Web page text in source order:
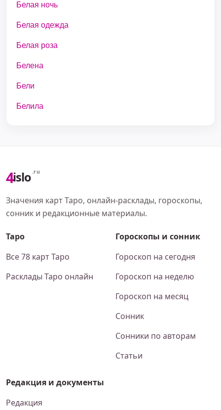
Белая ночь
Белая одежда
Белая роза
Белена
Бели
Белила
4islo .ru
Значения карт Таро, онлайн-расклады, гороскопы,
сонник и редакционные материалы.
Таро
Все 78 карт Таро
Расклады Таро онлайн
Гороскопы и сонник
Гороскоп на сегодня
Гороскоп на неделю
Гороскоп на месяц
Сонник
Сонники по авторам
Статьи
Редакция и документы
Редакция